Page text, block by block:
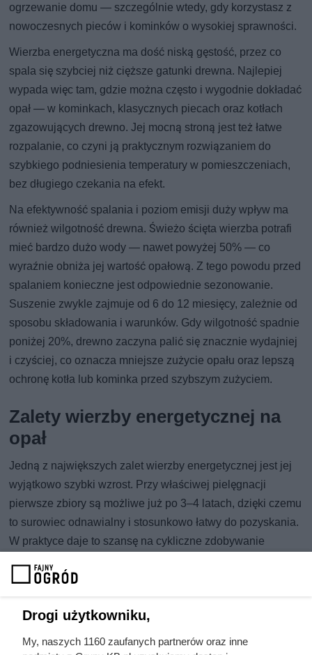
ogrzewanie domu — szczególnie wtedy, gdy korzystasz z
nowoczesnych pieców i kominków o wysokiej sprawności.
Wierzba energetyczna ma dość niską gęstość, przez co
spala się szybciej niż cięższe gatunki drewna. Najlepiej
wypada więc tam, gdzie można często i wygodnie dokładać
opał — w kominkach, klasycznych piecach oraz kotłach
zgazowujących drewno. Jej mocną stroną jest też łatwe
rozpalanie, co czyni ją praktycznym rozwiązaniem do
szybkiego podniesienia temperatury w pomieszczeniach,
bez długiego czekania na efekt.
Na efektywność spalania i poziom emisji duży wpływ ma
również wilgotność drewna. Świeżo ścięta wierzba potrafi
mieć bardzo dużo wody — nawet powyżej 50% — co
wyraźnie obniża jej wartość opałową. Z tego powodu przed
spalaniem konieczne jest odpowiednie sezonowanie.
Suszenie zwykle zajmuje od 6 do 12 miesięcy, zależnie od
sposobu składowania i warunków. Gdy wilgotność spadnie
poniżej 20%, drewno zaczyna palić się znacznie wydajniej
i czyściej, co oznacza mniejsze zużycie opału oraz lepszą
ochronę kotła lub kominka przed szybszym zużyciem.
Zalety wierzby energetycznej na
opał
Jedną z największych zalet wierzby energetycznej jest jej
wyjątkowo szybki wzrost. Przy właściwej pielęgnacji
pierwsze zbiory są możliwe już po 3–4 latach, dzięki czemu
to surowiec odnawialny i stosunkowo łatwy do pozyskania.
W praktyce daje to szansę na cykliczne zdobywanie
lasów, co ma duże znaczenie w kontekście
Wierzba energetyczna uchodzi też za rozwiązanie
przyjazne środowisku. Ponieważ w trakcie wzrostu
Drogi użytkowniku,
My, naszych 1160 zaufanych partnerów oraz inne